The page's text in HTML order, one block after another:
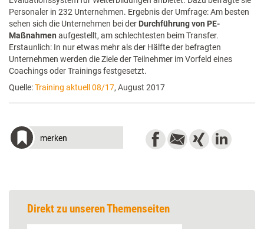
Personaler in 232 Unternehmen. Ergebnis der Umfrage: Am besten
sehen sich die Unternehmen bei der Durchführung von PE-
Maßnahmen aufgestellt, am schlechtesten beim Transfer.
Erstaunlich: In nur etwas mehr als der Hälfte der befragten
Unternehmen werden die Ziele der Teilnehmer im Vorfeld eines
Coachings oder Trainings festgesetzt.
Quelle:Training aktuell 08/17, August 2017
merken
Direkt zu unseren Themenseiten